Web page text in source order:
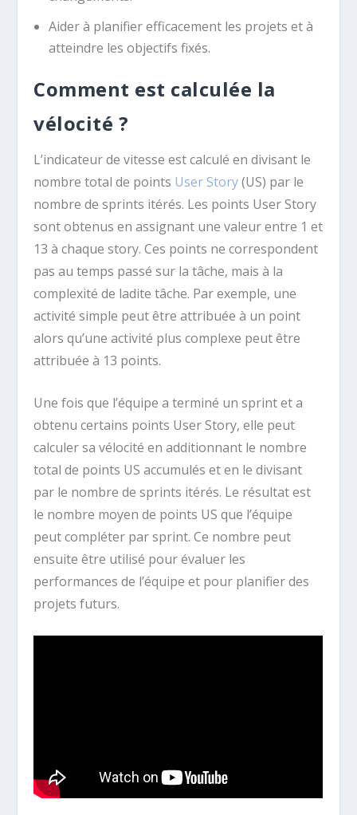
Aider à planifier efficacement les projets et à
atteindre les objectifs fixés.
Comment est calculée la
vélocité ?
L’indicateur de vitesse est calculé en divisant le
nombre total de points User Story(US) par le
nombre de sprints itérés. Les points User Story
sont obtenus en assignant une valeur entre 1 et
13 à chaque story. Ces points ne correspondent
pas au temps passé sur la tâche, mais à la
complexité de ladite tâche. Par exemple, une
activité simple peut être attribuée à un point
alors qu’une activité plus complexe peut être
attribuée à 13 points.
Une fois que l’équipe a terminé un sprint et a
obtenu certains points User Story, elle peut
calculer sa vélocité en additionnant le nombre
total de points US accumulés et en le divisant
par le nombre de sprints itérés. Le résultat est
le nombre moyen de points US que l’équipe
peut compléter par sprint. Ce nombre peut
ensuite être utilisé pour évaluer les
performances de l’équipe et pour planifier des
projets futurs.